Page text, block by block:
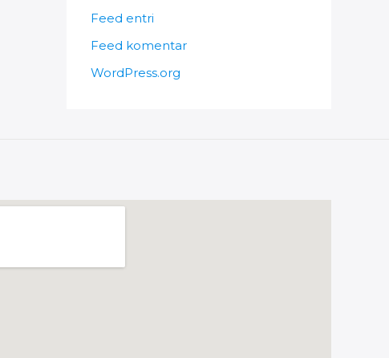
Feed entri
Feed komentar
WordPress.org